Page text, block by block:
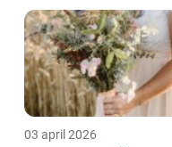
03 april 2026